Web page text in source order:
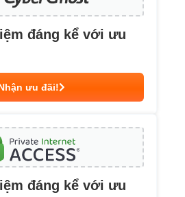
đáng kể với ưu
ưu đãi!
đáng kể với ưu